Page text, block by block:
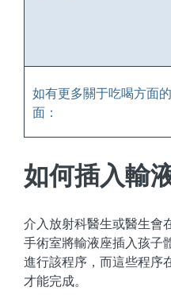
如有更多關于吃喝方面
面：
如何插入輸
介入放射科醫生或醫生會
手術室將輸液座插入孩子
進行該程序，而這些程序
才能完成。